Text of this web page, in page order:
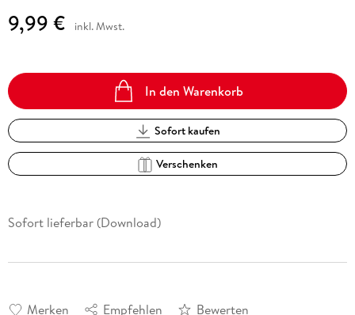
9,99 € inkl. Mwst.
In den Warenkorb
Sofort kaufen
Verschenken
Sofort lieferbar (Download)
Merken Empfehlen Bewerten